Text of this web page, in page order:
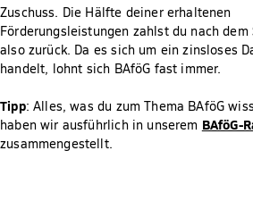
Zuschuss. Die Hälfte deiner erhaltenen
Förderungsleistungen zahlst du nach dem
also zurück. Da es sich um ein zinsloses
handelt, lohnt sich BAföG fast immer.
Tipp: Alles, was du zum Thema BAföG
haben wir ausführlich in unserem BAföG-
zusammengestellt.